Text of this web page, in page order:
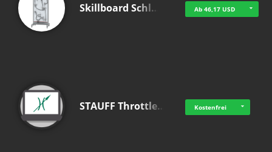
Skillboard Schl… Ab 46,17 USD
STAUFF Throttle… Kostenfrei